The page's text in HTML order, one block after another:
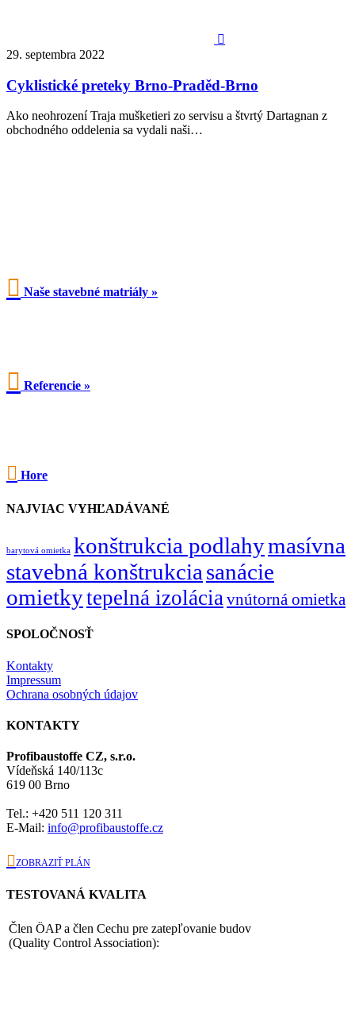

29. septembra 2022
Cyklistické preteky Brno-Praděd-Brno
Ako neohrození Traja mušketieri zo servisu a štvrtý Dartagnan z
obchodného oddelenia sa vydali naši…
 Naše stavebné matriály »
 Referencie »
 Hore
NAJVIAC VYHĽADÁVANÉ
barytová omietka konštrukcia podlahymasívna
stavebná konštrukcia sanácie
omietkytepelná izoláciavnútorná omietka
SPOLOČNOSŤ
Kontakty
Impressum
Ochrana osobných údajov
KONTAKTY
Profibaustoffe CZ, s.r.o.
Vídeňská 140/113c
619 00 Brno
Tel.: +420 511 120 311
E-Mail: info@profibaustoffe.cz
ZOBRAZIŤ PLÁN
TESTOVANÁ KVALITA
Člen ÖAP a člen Cechu pre zatepľovanie budov
(Quality Control Association):